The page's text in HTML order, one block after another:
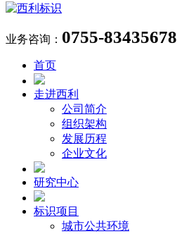
业务咨询： 0755-83435678
首页
走进西利
公司简介
组织架构
发展历程
企业文化
研究中心
标识项目
城市公共环境